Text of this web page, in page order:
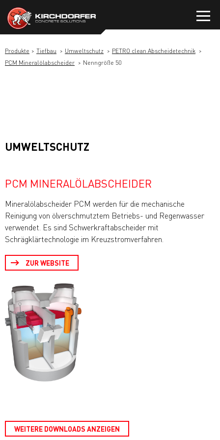
Inhalt
springen
Produkte Tiefbau Umweltschutz
PETRO clean Abscheidetechnik
PCM Mineralölabscheider
Nenngröße 50
UMWELTSCHUTZ
PCM MINERALÖLABSCHEIDER
Mineralölabscheider PCM werden für die mechanische
Reinigung von ölverschmutztem Betriebs- und Regenwasser
verwendet. Es sind Schwerkraftabscheider mit
Schrägklärtechnologie im Kreuzstromverfahren.
ZUR WEBSITE
WEITERE DOWNLOADS ANZEIGEN